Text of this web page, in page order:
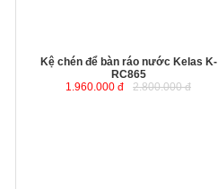
Kệ chén để bàn ráo nước Kelas K-
RC865
1.960.000 đ
2.800.000 đ